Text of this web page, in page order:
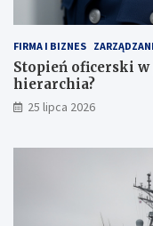
FIRMA I BIZNES
Stopień oficerski
hierarchia?
25 lipca 2026